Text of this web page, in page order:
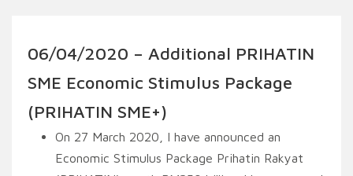
06/04/2020 – Additional PRIHATIN
SME Economic Stimulus Package
(PRIHATIN SME+)
On 27 March 2020, I have announced an
Economic Stimulus Package Prihatin Rakyat